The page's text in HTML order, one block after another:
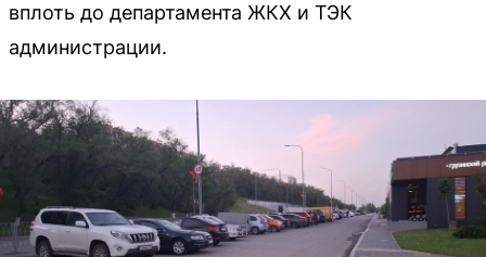
вплоть до департамента ЖКХ и ТЭК
администрации.